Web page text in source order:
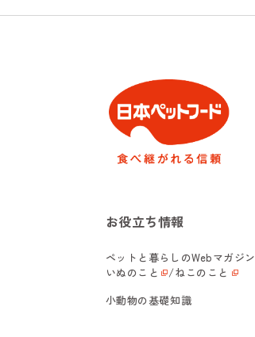
お役立ち情報
ペットと暮らしのWebマガジン
いぬのこと
/ねこのこと
小動物の基礎知識